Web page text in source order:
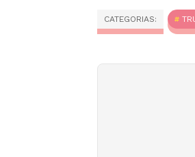
CATEGORIAS: